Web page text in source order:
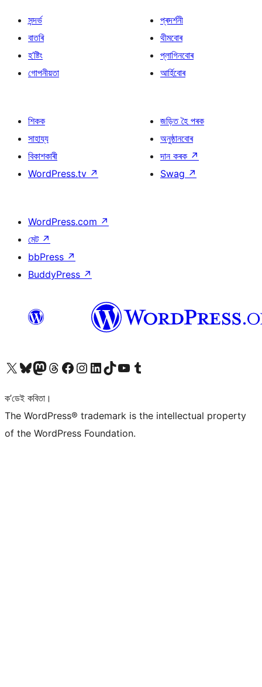
সন্দৰ্ভ
বাতৰি
হ’ষ্টিং
গোপনীয়তা
প্ৰদৰ্শনী
থীমবোৰ
প্লাগিনবোৰ
আৰ্হিবোৰ
শিকক
সাহায্য
বিকাশকাৰী
WordPress.tv ↗
জড়িত হৈ পৰক
অনুষ্ঠানবোৰ
দান কৰক ↗
Swag ↗
WordPress.com ↗
মেট ↗
bbPress ↗
BuddyPress ↗
আমাৰ X (আগৰ Twitter) একাউণ্টলৈ যাওকআমাৰ Bluesky একাউণ্টলৈ যাওকআমাৰ Mastodon একাউণ্টলৈ যাওকআমাৰ Threads একাউণ্টলৈ যাওকআমাৰ Facebook পৃষ্ঠালৈ যাওকআমাৰ Instagram একাউণ্টলৈ যাওকআমাৰ LinkedIn একাউণ্টলৈ যাওকআমাৰ TikTok একাউণ্টলৈ যাওকআমাৰ YouTube চেনেললৈ যাওকআমাৰ Tumblr একাউণ্টলৈ যাওক
ক’ডেই কবিতা।
The WordPress® trademark is the intellectual property
of the WordPress Foundation.